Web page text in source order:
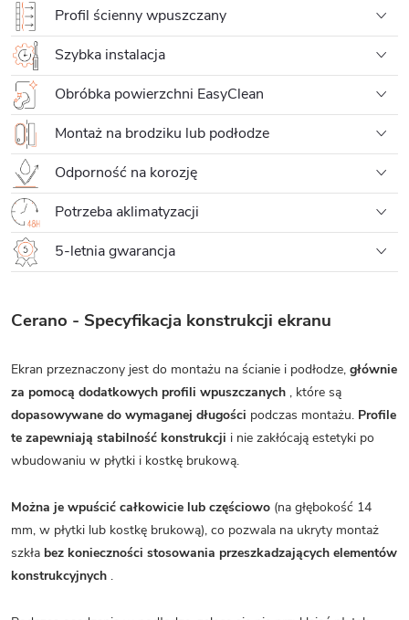
Profil ścienny wpuszczany
Szybka instalacja
Obróbka powierzchni EasyClean
Montaż na brodziku lub podłodze
Odporność na korozję
Potrzeba aklimatyzacji
5-letnia gwarancja
Cerano - Specyfikacja konstrukcji ekranu
Ekran przeznaczony jest do montażu na ścianie i podłodze, głównie
za pomocą dodatkowych profili wpuszczanych , które są
dopasowywane do wymaganej długości podczas montażu. Profile
te zapewniają stabilność konstrukcji i nie zakłócają estetyki po
wbudowaniu w płytki i kostkę brukową.
Można je wpuścić całkowicie lub częściowo (na głębokość 14
mm, w płytki lub kostkę brukową), co pozwala na ukryty montaż
szkła bez konieczności stosowania przeszkadzających elementów
konstrukcyjnych .